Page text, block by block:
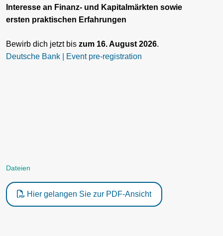
Interesse an Finanz- und Kapitalmärkten sowie
ersten praktischen Erfahrungen
Bewirb dich jetzt bis zum 16. August 2026.
Deutsche Bank | Event pre-registration
Dateien
Hier gelangen Sie zur PDF-Ansicht